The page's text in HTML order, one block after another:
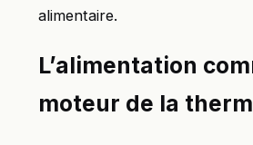
alimentaire.
L’alimentation
moteur de la